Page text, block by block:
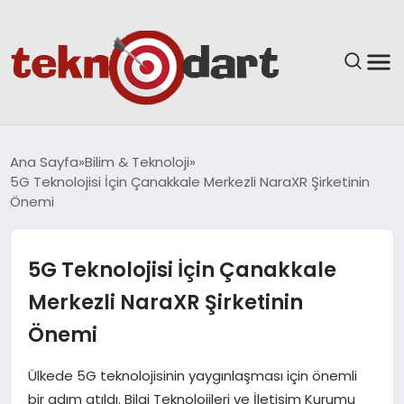
YAŞAM
GÜNDEM
SPOR
Ana Sayfa Bilim & Teknoloji
5G Teknolojisi İçin Çanakkale Merkezli NaraXR Şirketinin
Önemi
5G Teknolojisi İçin Çanakkale
Merkezli NaraXR Şirketinin
Önemi
Ülkede 5G teknolojisinin yaygınlaşması için önemli
bir adım atıldı. Bilgi Teknolojileri ve İletişim Kurumu